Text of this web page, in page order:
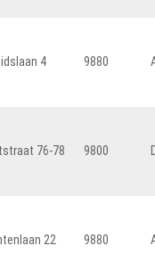
4 9880
76-78 9800
22 9880